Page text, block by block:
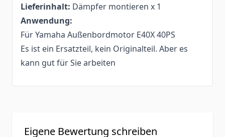
Lieferinhalt: Dämpfer montieren x 1
Anwendung:
Für Yamaha Außenbordmotor E40X 40PS
Es ist ein Ersatzteil, kein Originalteil. Aber es
kann gut für Sie arbeiten
Eigene Bewertung schreiben